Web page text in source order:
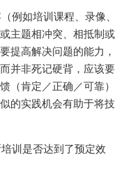
例如培训课程、录像、
主题相冲突、相抵制或
提高解决问题的能力，
并非死记硬背，应该要
（肯定／正确／可靠）
的实践机会有助于将技
训是否达到了预定效